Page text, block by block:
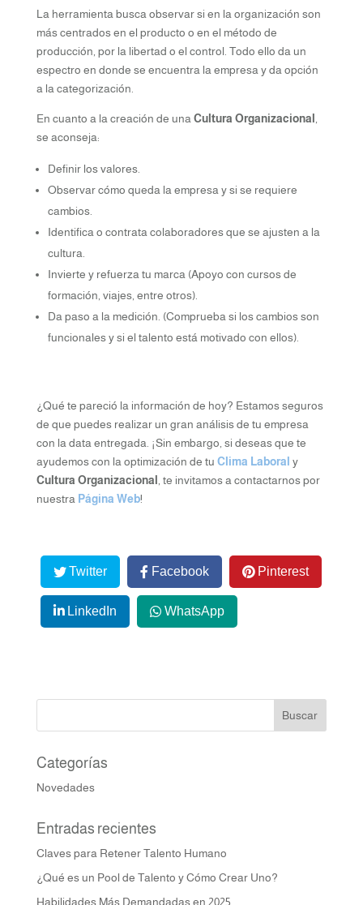
La herramienta busca observar si en la organización son
más centrados en el producto o en el método de
producción, por la libertad o el control. Todo ello da un
espectro en donde se encuentra la empresa y da opción
a la categorización.
En cuanto a la creación de una Cultura Organizacional
se aconseja:
Definir los valores.
Observar cómo queda la empresa y si se requiere
cambios.
Identifica o contrata colaboradores que se ajusten a la
cultura.
Invierte y refuerza tu marca (Apoyo con cursos de
formación, viajes, entre otros).
Da paso a la medición. (Comprueba si los cambios son
funcionales y si el talento está motivado con ellos).
¿Qué te pareció la información de hoy? Estamos seguros
de que puedes realizar un gran análisis de tu empresa
con la data entregada. ¡Sin embargo, si deseas que te
ayudemos con la optimización de tu Clima Laboral y
Cultura Organizacional
, te invitamos a contactarnos por
nuestra Página Web!
Twitter Facebook Pinterest
LinkedIn WhatsApp
Categorías
Novedades
Entradas recientes
Claves para Retener Talento Humano
¿Qué es un Pool de Talento y Cómo Crear Uno?
Habilidades Más Demandadas en 2025